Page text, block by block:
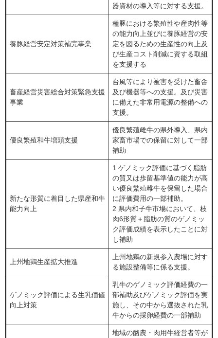
器資材の導入等に対する支援。
養豚経営安定対策補完事業
種豚における繁殖性や産肉性等
の能力向上並びに養豚経営の安
定を図るための生産性の向上及
び生産コスト削減に資する取組
を支援する
畜産経営災害総合対策緊急支援
事業
台風等により被害を受けた畜舎
及び機器等への支援。及び災害
に備えた非常用電源の整備への
支援。
優良繁殖和牛増頭支援
優良繁殖雌牛の県外導入、県内
家畜市場での保留に対して一部
補助
新たな形質に着目した県産和牛
能力向上
1 ゲノミック評価に基づく脂肪
の質又は歩留基準値の能力が高
い優良繁殖雌牛を保留した場合
に評価費用の一部補助。
2 県内和子牛市場において、枝
肉6形質＋脂肪の質のゲノミッ
ク評価成績を表示したことに対
し補助
上州地鶏生産拡大推進
上州地鶏の新規参入農場に対す
る施設整備等に係る支援。
ゲノミック評価による生乳価値
向上対策
乳牛のゲノミック評価経費の一
部補助及びゲノミック評価を実
施し、その中から選抜された乳
牛からの採卵経費の一部補助
地域の酪農・肉用牛経営者等が